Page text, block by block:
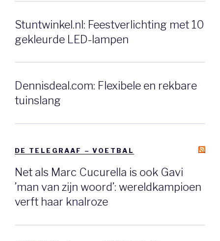
Stuntwinkel.nl: Feestverlichting met 10
gekleurde LED-lampen
Dennisdeal.com: Flexibele en rekbare
tuinslang
DE TELEGRAAF – VOETBAL
Net als Marc Cucurella is ook Gavi
’man van zijn woord’: wereldkampioen
verft haar knalroze